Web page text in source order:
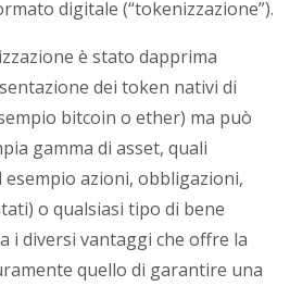
digitale (“tokenizzazione”).
è stato dapprima
dei token nativi di
bitcoin o ether) ma può
gamma di asset, quali
azioni, obbligazioni,
o qualsiasi tipo di bene
i diversi vantaggi che offre la
quello di garantire una